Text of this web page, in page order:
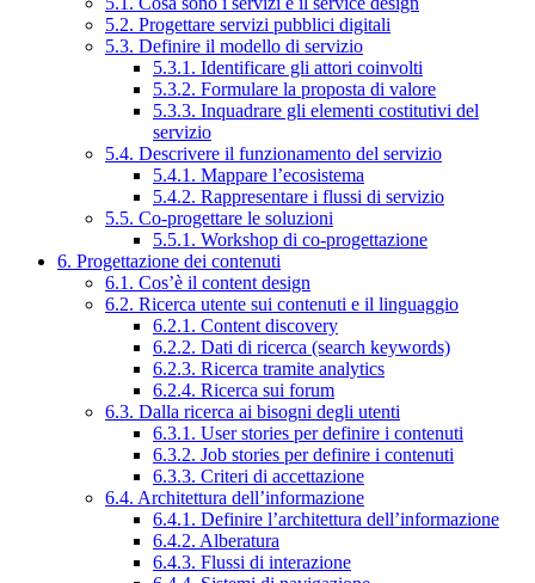
5.2. Progettare servizi pubblici digitali
5.3. Definire il modello di servizio
5.3.1. Identificare gli attori coinvolti
5.3.2. Formulare la proposta di valore
5.3.3. Inquadrare gli elementi costitutivi del
servizio
5.4. Descrivere il funzionamento del servizio
5.4.1. Mappare l’ecosistema
5.4.2. Rappresentare i flussi di servizio
5.5. Co-progettare le soluzioni
5.5.1. Workshop di co-progettazione
6. Progettazione dei contenuti
6.1. Cos’è il content design
6.2. Ricerca utente sui contenuti e il linguaggio
6.2.1. Content discovery
6.2.2. Dati di ricerca (search keywords)
6.2.3. Ricerca tramite analytics
6.2.4. Ricerca sui forum
6.3. Dalla ricerca ai bisogni degli utenti
6.3.1. User stories per definire i contenuti
6.3.2. Job stories per definire i contenuti
6.3.3. Criteri di accettazione
6.4. Architettura dell’informazione
6.4.1. Definire l’architettura dell’informazione
6.4.2. Alberatura
6.4.3. Flussi di interazione